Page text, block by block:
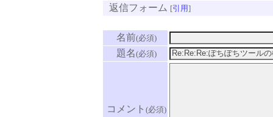
返信フォーム [引用]
名前(必須)
題名(必須)
コメント (必須)